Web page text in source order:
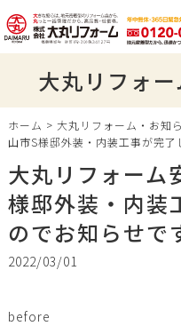
大丸リフォ
ホーム > 大丸リフォーム・お知
山市S様邸外装・内装工事が完了
大丸リフォーム
様邸外装・内装
のでお知らせで
2022/03/01
before